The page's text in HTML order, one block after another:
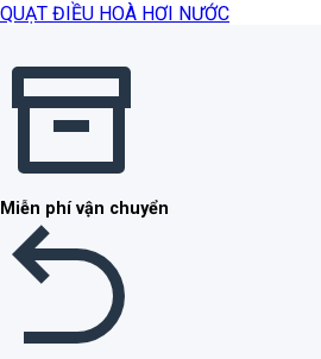
QUẠT ĐIỀU HOÀ HƠI NƯỚC
Miễn phí vận chuyển